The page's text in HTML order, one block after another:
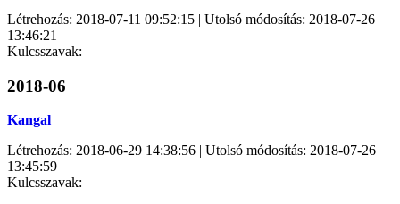
Létrehozás: 2018-07-11 09:52:15 | Utolsó módosítás: 2018-07-26
13:46:21
Kulcsszavak:
2018-06
Kangal
Létrehozás: 2018-06-29 14:38:56 | Utolsó módosítás: 2018-07-26
13:45:59
Kulcsszavak: